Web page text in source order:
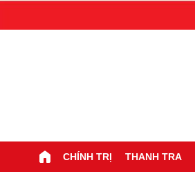
CHÍNH TRỊ THANH TRA